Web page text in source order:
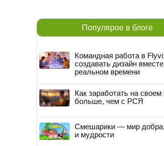
Популярое в блоге
Командная работа в
создавать дизайн
реальном времени
Как заработать на своем
больше, чем с РСЯ
Смешарики — мир
и мудрости